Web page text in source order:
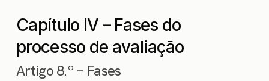
Capítulo IV – Fases do
processo de avaliação
Artigo 8.º – Fases